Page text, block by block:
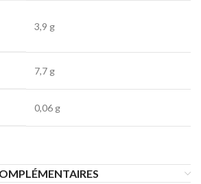
3,9 g
7,7 g
0,06 g